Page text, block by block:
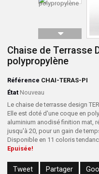
Chaise de Terrasse
polypropylène
Référence CHAI-TERAS-PI
État Nouveau
Le chaise de terrasse design
Elle est doté d'une coque en
aluminium anodisé finition mat,
jusqu'à 20, pour un gain de
Disponible en 11 coloris
Epuisée!
Tweet Partager